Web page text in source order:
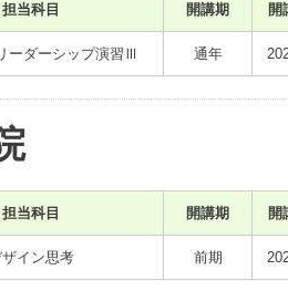
担当科目 開講期 開
ーダーシップ演習Ⅲ 通年
担当科目 開講期 開
イン思考 前期